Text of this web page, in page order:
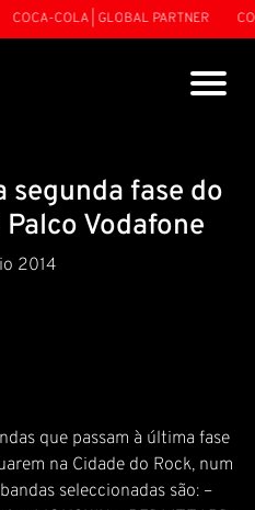
COCA-COLA | GLOBAL PARTNER
segunda fase do
Vodafone
2014
que passam à última fase
na Cidade do Rock, num
seleccionadas são: –